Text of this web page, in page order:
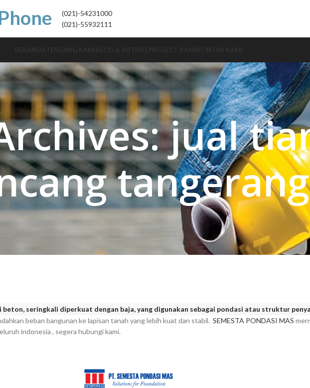
(021)-54231000
(021)-55932111
jual
tangerang
seringkali diperkuat dengan baja, yang digunakan sebagai pondasi atau struktur
beban bangunan ke lapisan tanah yang lebih kuat dan stabil. SEMESTA PONDASI MAS
indonesia , segera hubungi kami.